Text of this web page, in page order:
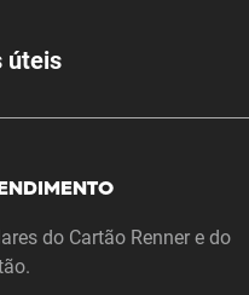
úteis
do Cartão Renner e do